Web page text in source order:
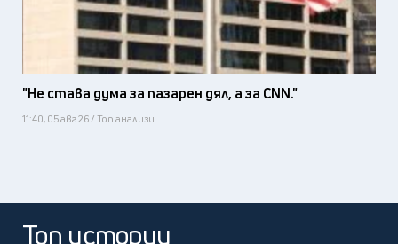
"Не става дума за пазарен дял, а за CNN."
11:40, 05 авг 26 / Топ анализи
Топ истории